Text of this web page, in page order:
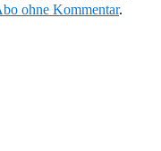
ohne Kommentar.